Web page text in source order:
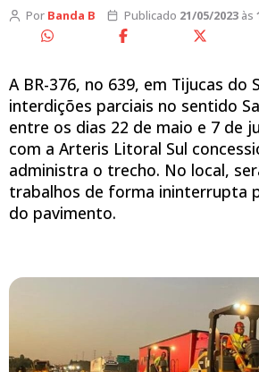
Por Banda B Publicado 21/05/2023às
A BR-376, no 639, em Tijucas do
interdições parciais no sentido
entre os dias 22 de maio e 7 de
com a Arteris Litoral Sul
administra o trecho. No local,
trabalhos de forma ininterrupta
do pavimento.